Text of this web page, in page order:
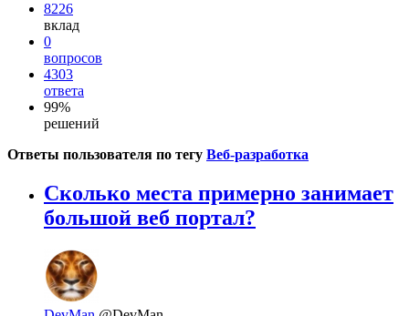
8226
вклад
0
вопросов
4303
ответа
99%
решений
Ответы пользователя по тегу Веб-разработка
Сколько места примерно занимает
большой веб портал?